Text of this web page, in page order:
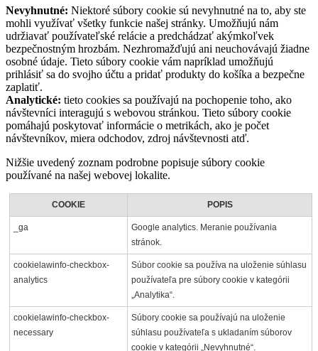
Nevyhnutné: Niektoré súbory cookie sú nevyhnutné na to, aby ste
mohli využívať všetky funkcie našej stránky. Umožňujú nám
udržiavať používateľské relácie a predchádzať akýmkoľvek
bezpečnostným hrozbám. Nezhromažďujú ani neuchovávajú žiadne
osobné údaje. Tieto súbory cookie vám napríklad umožňujú
prihlásiť sa do svojho účtu a pridať produkty do košíka a bezpečne
zaplatiť.
Analytické: tieto cookies sa používajú na pochopenie toho, ako
návštevníci interagujú s webovou stránkou. Tieto súbory cookie
pomáhajú poskytovať informácie o metrikách, ako je počet
návštevníkov, miera odchodov, zdroj návštevnosti atď.
Nižšie uvedený zoznam podrobne popisuje súbory cookie
používané na našej webovej lokalite.
COOKIE POPIS
_ga
Google analytics. Meranie používania
stránok.
cookielawinfo-checkbox-
analytics
Súbor cookie sa používa na uloženie súhlasu
používateľa pre súbory cookie v kategórii
„Analytika“.
cookielawinfo-checkbox-
necessary
Súbory cookie sa používajú na uloženie
súhlasu používateľa s ukladaním súborov
cookie v kategórii „Nevyhnutné“.